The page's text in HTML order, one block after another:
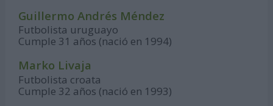
Guillermo Andrés Méndez
Futbolista uruguayo
Cumple 31 años (nació en 1994)
Marko Livaja
Futbolista croata
Cumple 32 años (nació en 1993)